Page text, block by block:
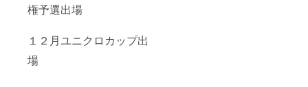
権予選出場
１２月ユニクロカップ出
場